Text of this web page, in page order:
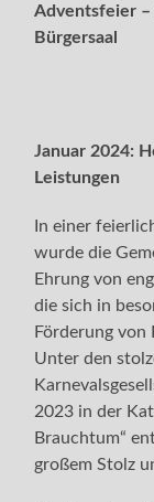
Adventsfeier –
Bürgersaal
Januar 2024:
Leistungen
In einer
wurde die
Ehrung von
die sich in
Förderung von
Unter den
2023 in der
Brauchtum“
großem Stolz